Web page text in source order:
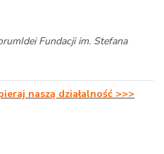
Fundacji im. Stefana
naszą działalność >>>